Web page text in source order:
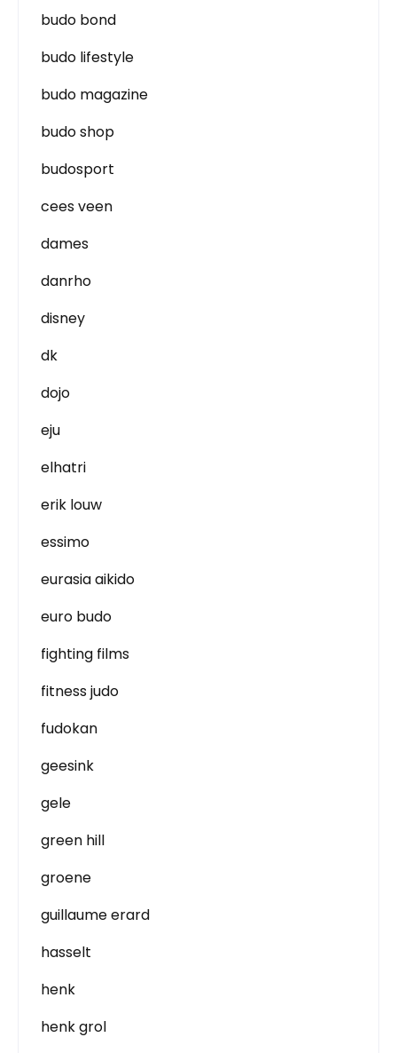
budo bond
budo lifestyle
budo magazine
budo shop
budosport
cees veen
dames
danrho
disney
dk
dojo
eju
elhatri
erik louw
essimo
eurasia aikido
euro budo
fighting films
fitness judo
fudokan
geesink
gele
green hill
groene
guillaume erard
hasselt
henk
henk grol